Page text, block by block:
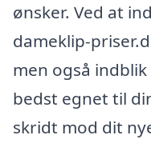
ønsker. Ved at
dameklip-
men også
bedst egnet til
skridt mod dit